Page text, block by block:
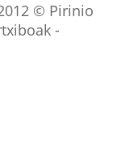
© Pirinio
-